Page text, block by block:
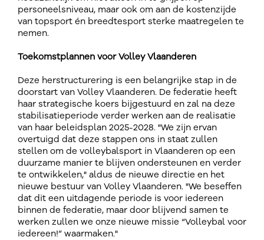
personeelsniveau, maar ook om aan de kostenzijde
van topsport én breedtesport sterke maatregelen te
nemen.
Toekomstplannen voor Volley Vlaanderen
Deze herstructurering is een belangrijke stap in de
doorstart van Volley Vlaanderen. De federatie heeft
haar strategische koers bijgestuurd en zal na deze
stabilisatieperiode verder werken aan de realisatie
van haar beleidsplan 2025-2028. "We zijn ervan
overtuigd dat deze stappen ons in staat zullen
stellen om de volleybalsport in Vlaanderen op een
duurzame manier te blijven ondersteunen en verder
te ontwikkelen," aldus de nieuwe directie en het
nieuwe bestuur van Volley Vlaanderen. "We beseffen
dat dit een uitdagende periode is voor iedereen
binnen de federatie, maar door blijvend samen te
werken zullen we onze nieuwe missie “Volleybal voor
iedereen!” waarmaken."